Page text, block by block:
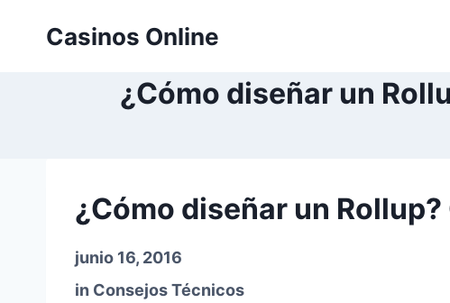
Casinos Online
¿Cómo diseñar un
¿Cómo diseñar un
junio 16, 2016
in Consejos Técnicos